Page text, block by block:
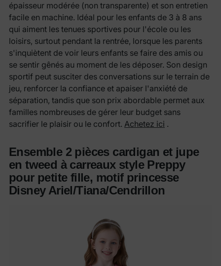
épaisseur modérée (non transparente) et son entretien
facile en machine. Idéal pour les enfants de 3 à 8 ans
qui aiment les tenues sportives pour l'école ou les
loisirs, surtout pendant la rentrée, lorsque les parents
s'inquiètent de voir leurs enfants se faire des amis ou
se sentir gênés au moment de les déposer. Son design
sportif peut susciter des conversations sur le terrain de
jeu, renforcer la confiance et apaiser l'anxiété de
séparation, tandis que son prix abordable permet aux
familles nombreuses de gérer leur budget sans
sacrifier le plaisir ou le confort. Achetez ici .
Ensemble 2 pièces cardigan et jupe
en tweed à carreaux style Preppy
pour petite fille, motif princesse
Disney Ariel/Tiana/Cendrillon